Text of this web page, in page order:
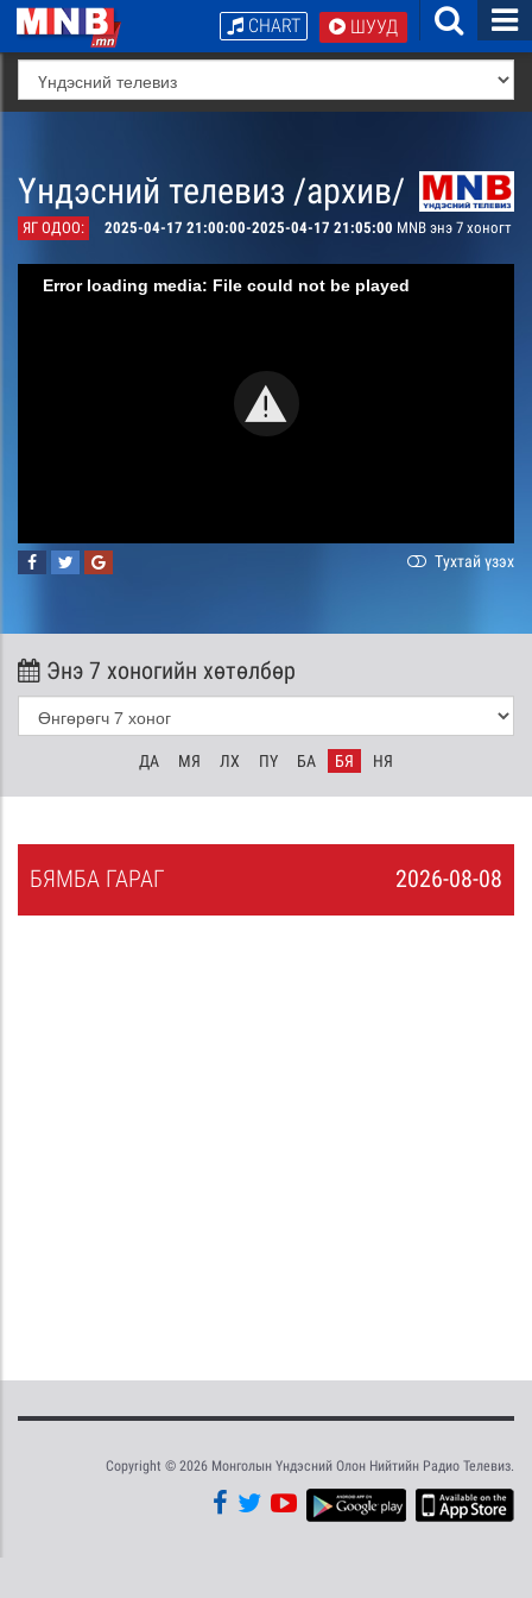
ШУУД
CHART
Үндэсний телевиз /архив/
ЯГ ОДОО: 2025-04-17 21:00:00-2025-04-17 21:05:00 MNB энэ 7 хоногт
Error loading media: File could not be played
Тухтай үзэх
Энэ 7 хоногийн хөтөлбөр
ДА МЯ ЛХ ПҮ БА БЯ НЯ
2026-08-08
БЯМБА ГАРАГ
Copyright © 2026 Монголын Үндэсний Олон Нийтийн Радио Телевиз.